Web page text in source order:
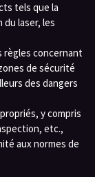
tels que la
du laser, les
règles concernant
de sécurité
des dangers
y compris
etc.,
aux normes de